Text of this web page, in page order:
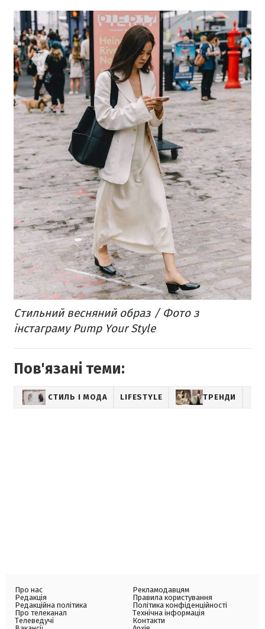
Стильний весняний образ / Фото з
інстаграму Pump Your Style
Пов'язані теми:
СТИЛЬ І МОДА LIFESTYLE ТРЕНДИ
Про нас
Редакція
Редакційна політика
Про телеканал
Телеведучі
Рекламодавцям
Правила користування
Політика конфіденційності
Технічна інформація
Контакти